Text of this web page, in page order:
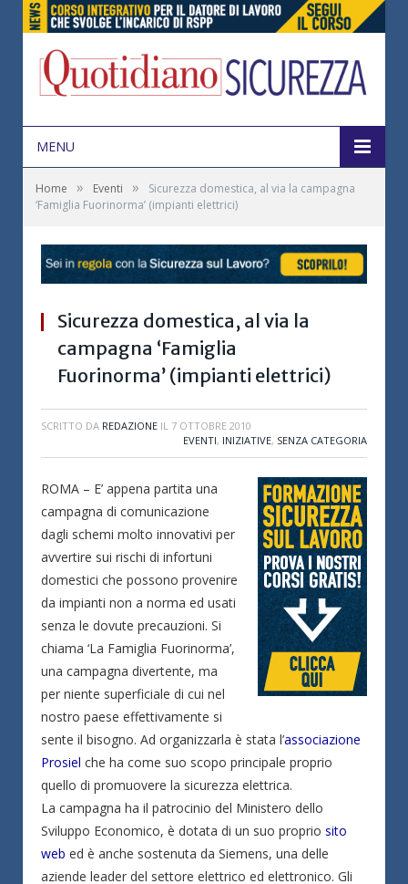
MENU
Home » Eventi »
Sicurezza domestica, al via la campagna
‘Famiglia Fuorinorma’ (impianti elettrici)
Sicurezza domestica, al via la
campagna ‘Famiglia
Fuorinorma’ (impianti elettrici)
SCRITTO DA REDAZIONE IL 7 OTTOBRE 2010
EVENTI, INIZIATIVE, SENZA CATEGORIA
ROMA – E’ appena partita una
campagna di comunicazione
dagli schemi molto innovativi per
avvertire sui rischi di infortuni
domestici che possono provenire
da impianti non a norma ed usati
senza le dovute precauzioni. Si
chiama ‘La Famiglia Fuorinorma’,
una campagna divertente, ma
per niente superficiale di cui nel
nostro paese effettivamente si
sente il bisogno. Ad organizzarla è stata l’associazione
Prosiel che ha come suo scopo principale proprio
quello di promuovere la sicurezza elettrica.
La campagna ha il patrocinio del Ministero dello
Sviluppo Economico, è dotata di un suo proprio sito
web ed è anche sostenuta da Siemens, una delle
aziende leader del settore elettrico ed elettronico. Gli